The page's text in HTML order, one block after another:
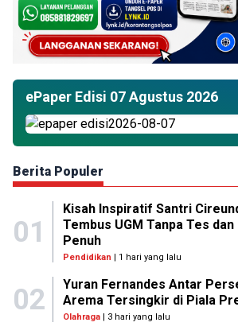
ePaper Edisi 07 Agustus 2026
Berita Populer
01
Kisah Inspiratif Santri
Tembus UGM Tanpa Tes
Penuh
Pendidikan | 1 hari yang lalu
02
Yuran Fernandes Antar
Arema Tersingkir di Piala
Olahraga| 3 hari yang lalu